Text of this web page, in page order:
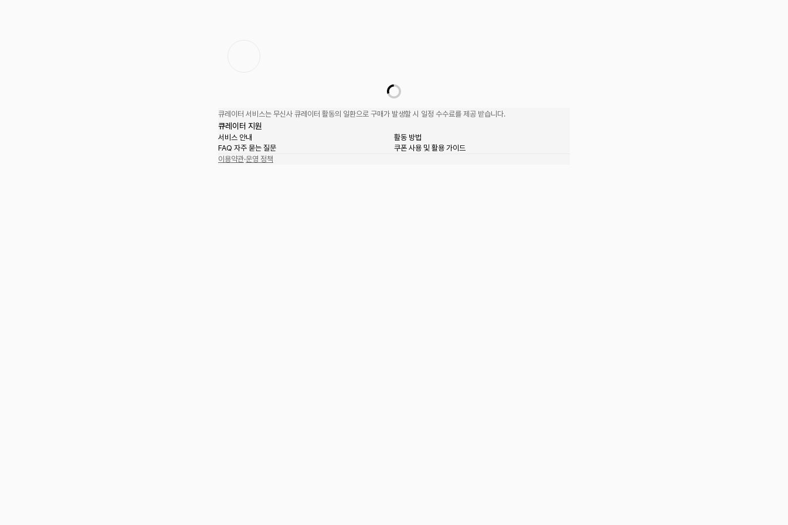
큐레이터 서비스는 무신사 큐레이터 활동의 일환으로 구매가 발생할 시 일정 수수료를 제공 받습니다.
큐레이터 지원
서비스 안내
활동 방법
FAQ 자주 묻는 질문
쿠폰 사용 및 활용 가이드
이용약관·운영 정책